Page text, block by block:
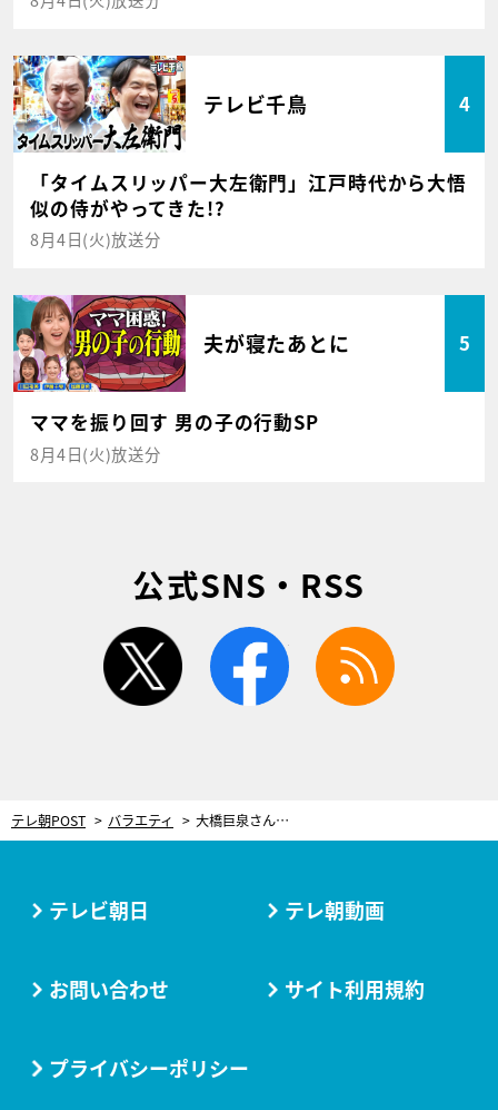
テレビ千鳥 4
「タイムスリッパー大左衛門」江戸時代から大悟
似の侍がやってきた!?
8月4日(火)放送分
夫が寝たあとに 5
ママを振り回す 男の子の行動SP
8月4日(火)放送分
公式SNS・RSS
twitter facebook
テレ朝POST バラエティ 大橋巨泉さんを“抱えて”妻が『徹子の部屋』に登場。三回忌法要を終えて
テレビ朝日 テレ朝動画
お問い合わせ サイト利用規約
プライバシーポリシー